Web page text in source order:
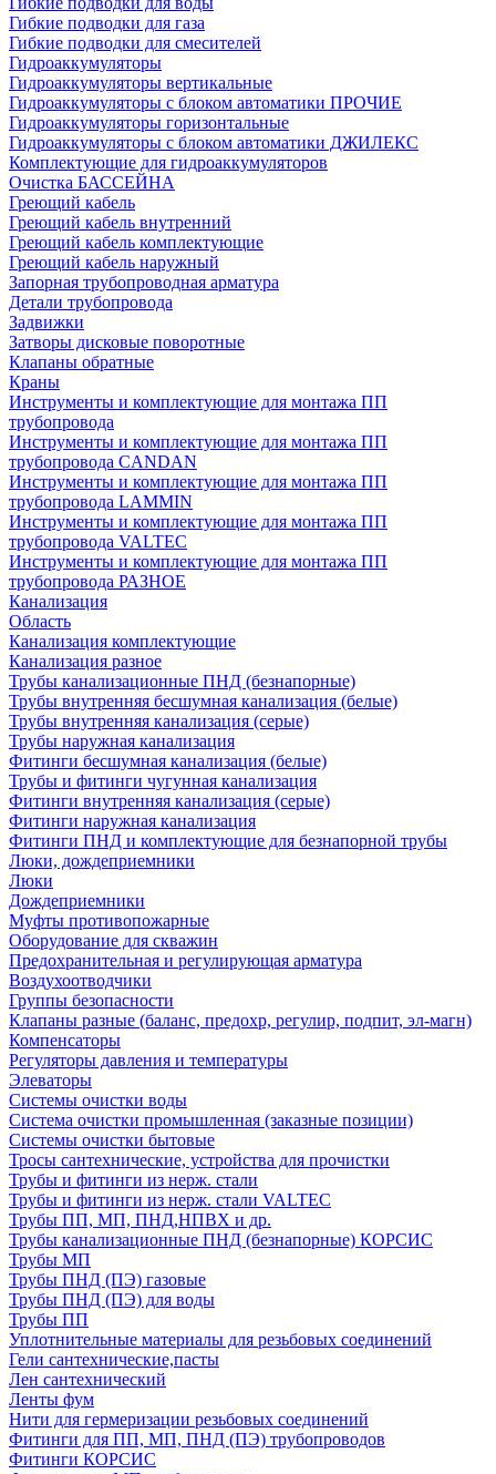
Гибкие подводки для газа
Гибкие подводки для смесителей
Гидроаккумуляторы
Гидроаккумуляторы вертикальные
Гидроаккумуляторы с блоком автоматики ПРОЧИЕ
Гидроаккумуляторы горизонтальные
Гидроаккумуляторы с блоком автоматики ДЖИЛЕКС
Комплектующие для гидроаккумуляторов
Очистка БАССЕЙНА
Греющий кабель
Греющий кабель внутренний
Греющий кабель комплектующие
Греющий кабель наружный
Запорная трубопроводная арматура
Детали трубопровода
Задвижки
Затворы дисковые поворотные
Клапаны обратные
Краны
Инструменты и комплектующие для монтажа ПП
трубопровода
Инструменты и комплектующие для монтажа ПП
трубопровода CANDAN
Инструменты и комплектующие для монтажа ПП
трубопровода LAMMIN
Инструменты и комплектующие для монтажа ПП
трубопровода VALTEC
Инструменты и комплектующие для монтажа ПП
трубопровода РАЗНОЕ
Канализация
Область
Канализация комплектующие
Канализация разное
Трубы канализационные ПНД (безнапорные)
Трубы внутренняя бесшумная канализация (белые)
Трубы внутренняя канализация (серые)
Трубы наружная канализация
Фитинги бесшумная канализация (белые)
Трубы и фитинги чугунная канализация
Фитинги внутренняя канализация (серые)
Фитинги наружная канализация
Фитинги ПНД и комплектующие для безнапорной трубы
Люки, дождеприемники
Люки
Дождеприемники
Муфты противопожарные
Оборудование для скважин
Предохранительная и регулирующая арматура
Воздухоотводчики
Группы безопасности
Клапаны разные (баланс, предохр, регулир, подпит, эл-магн)
Компенсаторы
Регуляторы давления и температуры
Элеваторы
Системы очистки воды
Система очистки промышленная (заказные позиции)
Системы очистки бытовые
Тросы сантехнические, устройства для прочистки
Трубы и фитинги из нерж. стали
Трубы и фитинги из нерж. стали VALTEC
Трубы ПП, МП, ПНД,НПВХ и др.
Трубы канализационные ПНД (безнапорные) КОРСИС
Трубы МП
Трубы ПНД (ПЭ) газовые
Трубы ПНД (ПЭ) для воды
Трубы ПП
Уплотнительные материалы для резьбовых соединений
Гели сантехнические,пасты
Лен сантехнический
Ленты фум
Нити для гермеризации резьбовых соединений
Фитинги для ПП, МП, ПНД (ПЭ) трубопроводов
Фитинги КОРСИС